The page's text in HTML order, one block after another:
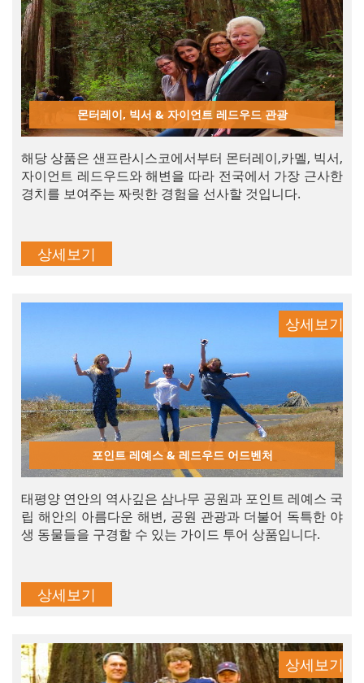
몬터레이, 빅서 & 자이언트 레드우드 관광
해당 상품은 샌프란시스코에서부터 몬터레이,카멜, 빅서,
자이언트 레드우드와 해변을 따라 전국에서 가장 근사한
경치를 보여주는 짜릿한 경험을 선사할 것입니다.
상세보기
상세보기
포인트 레예스 & 레드우드 어드벤처
태평양 연안의 역사깊은 삼나무 공원과 포인트 레예스 국
립 해안의 아름다운 해변, 공원 관광과 더불어 독특한 야
생 동물들을 구경할 수 있는 가이드 투어 상품입니다.
상세보기
상세보기